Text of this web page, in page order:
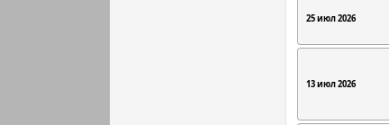
25 июл 2026
13 июл 2026